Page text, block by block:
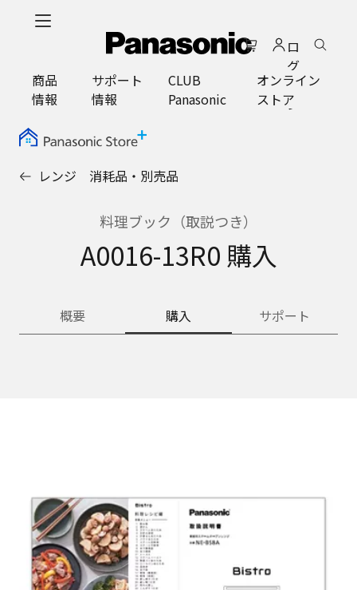
ロ
グ
イ
ン
商品
情報
サポート
情報
CLUB
Panasonic
オンライン
ストア
レンジ 消耗品・別売品
料理ブック（取説つき）
A0016-13R0 購入
概要 購入 サポート